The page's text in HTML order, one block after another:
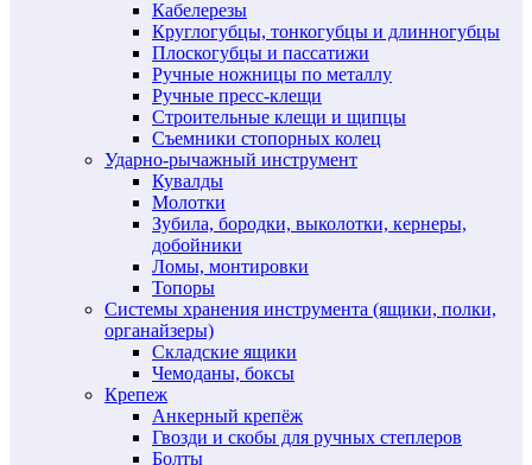
Кабелерезы
Круглогубцы, тонкогубцы и длинногубцы
Плоскогубцы и пассатижи
Ручные ножницы по металлу
Ручные пресс-клещи
Строительные клещи и щипцы
Съемники стопорных колец
Ударно-рычажный инструмент
Кувалды
Молотки
Зубила, бородки, выколотки, кернеры,
добойники
Ломы, монтировки
Топоры
Системы хранения инструмента (ящики, полки,
органайзеры)
Складские ящики
Чемоданы, боксы
Крепеж
Анкерный крепёж
Гвозди и скобы для ручных степлеров
Болты